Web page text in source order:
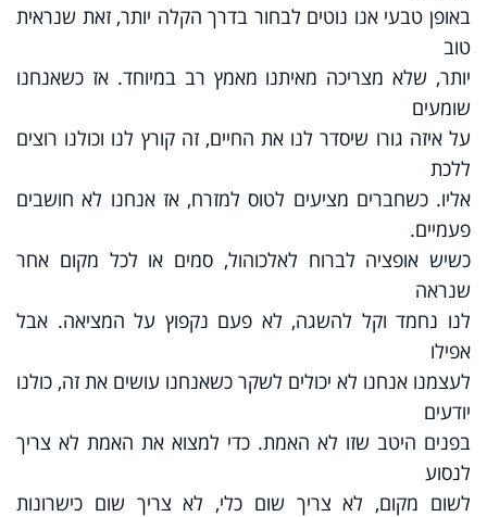
באופן טבעי אנו נוטים לבחור בדרך הקלה יותר, זאת שנראית
טוב
יותר, שלא מצריכה מאיתנו מאמץ רב במיוחד. אז כשאנחנו
שומעים
על איזה גורו שיסדר לנו את החיים, זה קורץ לנו וכולנו רוצים
ללכת
אליו. כשחברים מציעים לטוס למזרח, אז אנחנו לא חושבים
פעמיים.
כשיש אופציה לברוח לאלכוהול, סמים או לכל מקום אחר
שנראה
לנו נחמד וקל להשגה, לא פעם נקפוץ על המציאה. אבל
אפילו
לעצמנו אנחנו לא יכולים לשקר כשאנחנו עושים את זה, כולנו
יודעים
בפנים היטב שזו לא האמת. כדי למצוא את האמת לא צריך
לנסוע
לשום מקום, לא צריך שום כלי, לא צריך שום כישרונות